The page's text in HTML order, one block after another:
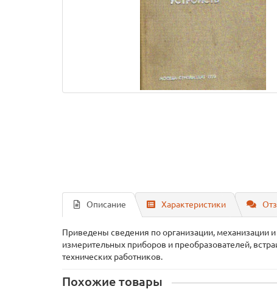
Описание Характеристики
Приведены сведения по организации, механизации
измерительных приборов и преобразователей,
технических работников.
Похожие товары